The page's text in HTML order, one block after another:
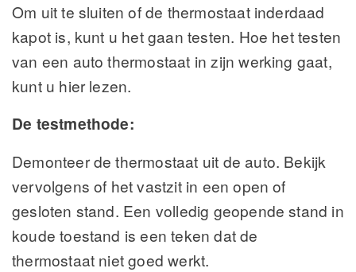
Om uit te sluiten of de thermostaat inderdaad
kapot is, kunt u het gaan testen. Hoe het testen
van een auto thermostaat in zijn werking gaat,
kunt u hier lezen.
De testmethode:
Demonteer de thermostaat uit de auto. Bekijk
vervolgens of het vastzit in een open of
gesloten stand. Een volledig geopende stand in
koude toestand is een teken dat de
thermostaat niet goed werkt.